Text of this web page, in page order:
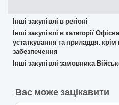
Інші закупівлі в регіоні
Інші закупівлі в категорії
устаткування та приладдя,
забезпечення
Інші закупівлі замовника
Вас може зацікавити